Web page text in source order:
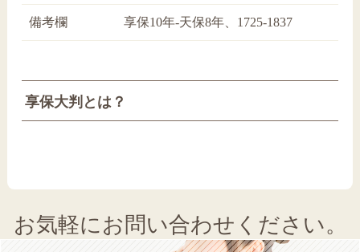
備考欄 享保10年-天保8年、1725-1837
享保大判とは？
お気軽にお問い合わせください。